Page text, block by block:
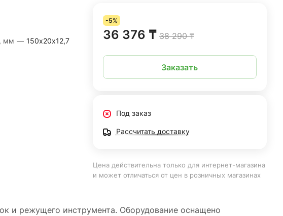
мм — 150х20х12,7
-5%
36 376 ₸ 38 290 ₸
Заказать
Под заказ
Рассчитать доставку
Цена действительна только для интернет-магазина
и может отличаться от цен в розничных магазинах
и режущего инструмента. Оборудование оснащено